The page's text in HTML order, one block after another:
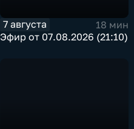
7 августа
18 мин
Эфир от 07.08.2026 (21:10)